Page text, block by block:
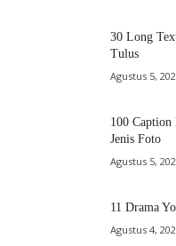
30 Long
Tulus
Agustus 5,
100 Caption
Jenis Foto
Agustus 5,
11 Drama
Agustus 4,